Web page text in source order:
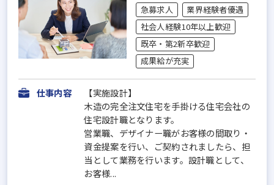
急募求人
業界経験者優遇
社会人経験10年以上歓迎
既卒・第2新卒歓迎
成果給が充実
仕事内容
【実施設計】
木造の完全注文住宅を手掛ける住宅会社の
住宅設計職となります。
営業職、デザイナー職がお客様の間取り・
資金提案を行い、ご契約されましたら、担
当として業務を行います。設計職として、
お客様...